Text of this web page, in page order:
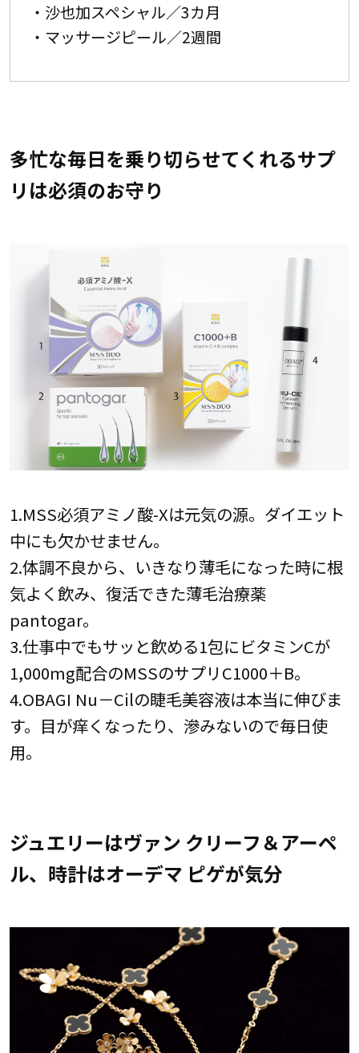
・沙也加スペシャル／3カ月
・マッサージピール／2週間
多忙な毎日を乗り切らせてくれるサプ
リは必須のお守り
1.MSS必須アミノ酸-Xは元気の源。ダイエット
中にも欠かせません。
2.体調不良から、いきなり薄毛になった時に根
気よく飲み、復活できた薄毛治療薬
pantogar。
3.仕事中でもサッと飲める1包にビタミンCが
1,000mg配合のMSSのサプリC1000＋B。
4.OBAGI Nu－Cilの睫毛美容液は本当に伸びま
す。目が痒くなったり、滲みないので毎日使
用。
ジュエリーはヴァン クリーフ＆アーペ
ル、時計はオーデマ ピゲが気分